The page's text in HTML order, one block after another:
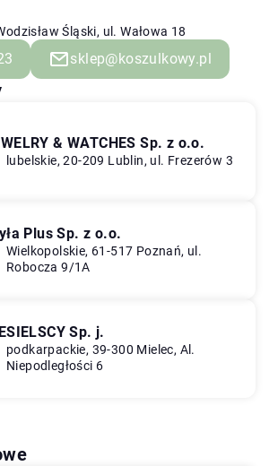
Śląski, ul. Wałowa 18
sklep@koszulkowy.pl
& WATCHES Sp. z o.o.
lubelskie, 20-209 Lublin, ul. Frezerów 3
Plus Sp. z o.o.
Wielkopolskie, 61-517 Poznań, ul.
Robocza 9/1A
Sp. j.
podkarpackie, 39-300 Mielec, Al.
Niepodległości 6